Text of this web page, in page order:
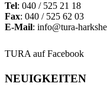
Tel: 040 / 525 21 18
Fax: 040 / 525 62 03
E-Mail: info@tura-
TURA auf Facebook
NEUIGKEITEN